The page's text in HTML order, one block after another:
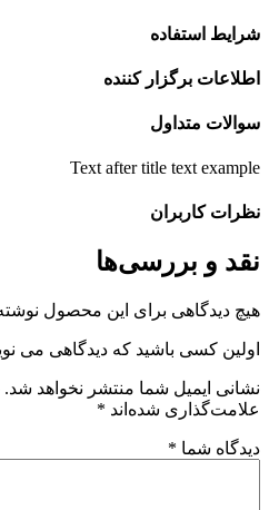
استفاده
برگزار کننده
متداول
Text after title text
کاربران
و بررسی‌ها
دیدگاهی برای این محصول
کسی باشید که دیدگاهی می
ایمیل شما منتشر نخواهد شد.
شده‌اند*
شما*